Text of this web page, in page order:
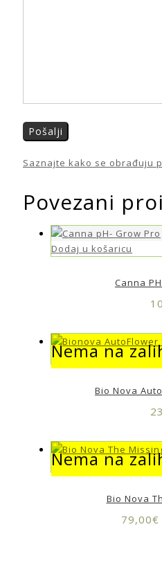
Saznajte kako se obrađuju
Povezani
Dodaj u košaricu
Canna
Nema na
Nema na zalihi
Bio Nova
Nema na
Nema na zalihi
Bio Nova
79,00€